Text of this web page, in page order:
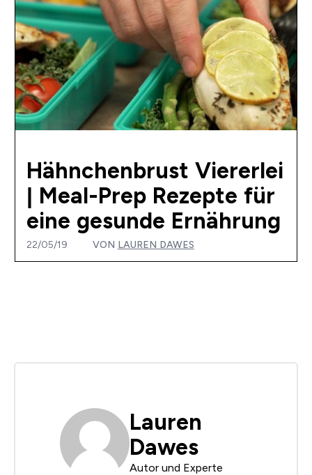
Hähnchenbrust Viererlei
| Meal-Prep Rezepte für
eine gesunde Ernährung
22/05/19 VON LAUREN DAWES
Lauren
Dawes
Autor und Experte